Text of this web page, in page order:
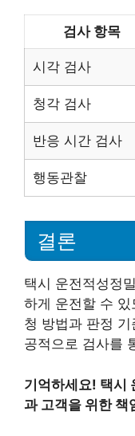
검사 항목
시각 검사
청각 검사
반응 시간 검사
행동관찰
결론
택시 운전적성정
하게 운전할 수
청 방법과 판정
공적으로 검사를
기억하세요! 택시
과 고객을 위한 책